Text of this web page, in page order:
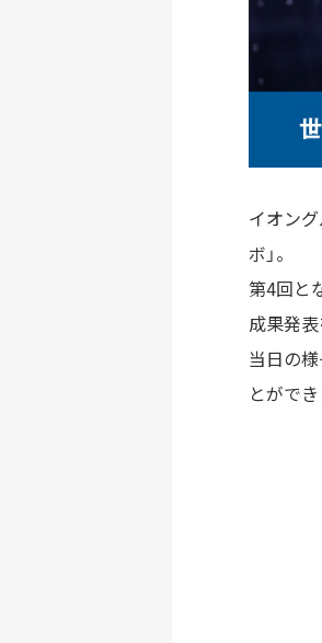
イオン
ボ」。
第4回と
成果発
当日の
とができ